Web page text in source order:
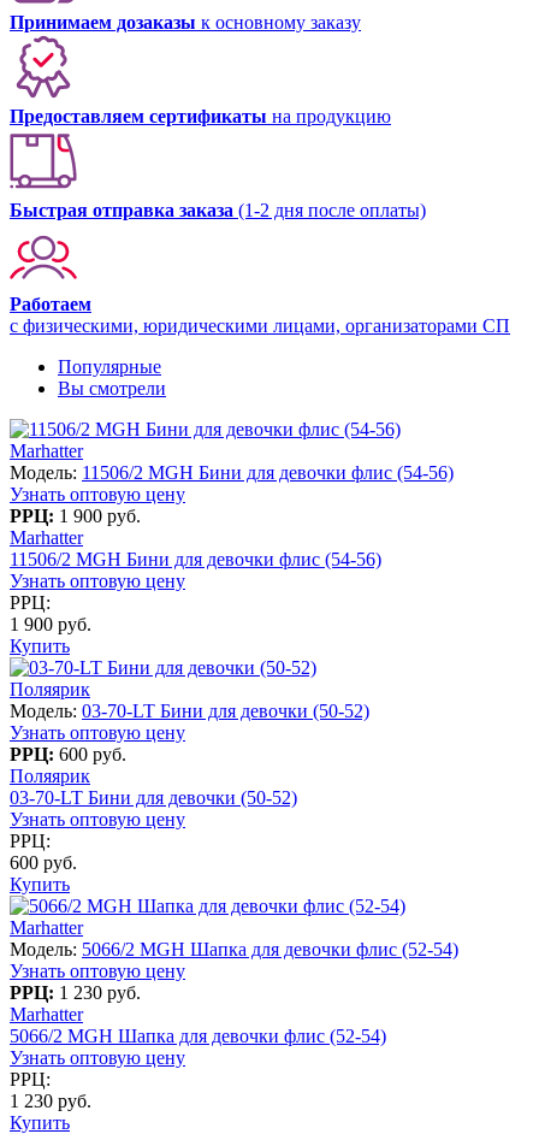
Принимаем дозаказы к основному заказу
Предоставляем сертификаты на продукцию
Быстрая отправка заказа (1-2 дня после оплаты)
Работаем
с физическими, юридическими лицами, организаторами СП
Популярные
Вы смотрели
Marhatter
Модель: 11506/2 MGH Бини для девочки флис (54-56)
Узнать оптовую цену
РРЦ: 1 900 руб.
Marhatter
11506/2 MGH Бини для девочки флис (54-56)
Узнать оптовую цену
РРЦ:
1 900 руб.
Купить
Поляярик
Модель: 03-70-LT Бини для девочки (50-52)
Узнать оптовую цену
РРЦ: 600 руб.
Поляярик
03-70-LT Бини для девочки (50-52)
Узнать оптовую цену
РРЦ:
600 руб.
Купить
Marhatter
Модель: 5066/2 MGH Шапка для девочки флис (52-54)
Узнать оптовую цену
РРЦ: 1 230 руб.
Marhatter
5066/2 MGH Шапка для девочки флис (52-54)
Узнать оптовую цену
РРЦ:
1 230 руб.
Купить